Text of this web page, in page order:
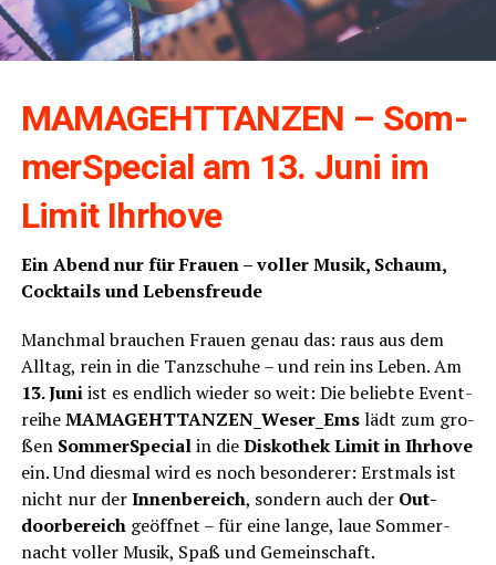
MAMAGEHTTANZEN – Som­
mer­Spe­cial am 13. Juni im
Limit Ihrhove
Ein Abend nur für Frau­en – vol­ler Musik, Schaum,
Cock­tails und Lebensfreude
Manch­mal brau­chen Frau­en genau das: raus aus dem
All­tag, rein in die Tanz­schu­he – und rein ins Leben. Am
13. Juniist es end­lich wie­der so weit: Die belieb­te Event­
rei­heMAMAGEHTTANZEN_Weser_Emslädt zum gro­
ßen Som­mer­Spe­cialin dieDis­ko­thek Limit in Ihr­ho­ve
ein. Und dies­mal wird es noch beson­de­rer: Erst­mals ist
nicht nur derInnen­be­reich, son­dern auch der Out­
door­be­reichgeöff­net – für eine lan­ge, laue Som­mer­
nacht vol­ler Musik, Spaß und Gemeinschaft.